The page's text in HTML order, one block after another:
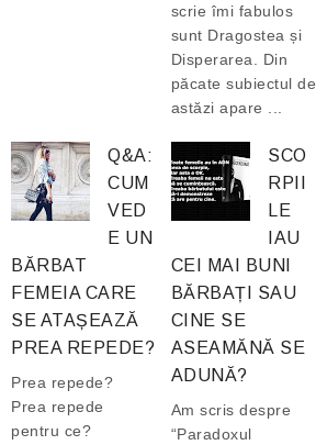
scrie îmi fabulos
sunt Dragostea și
Disperarea. Din
păcate subiectul de
astăzi apare ...
Q&A:
CUM
VED
E UN
BĂRBAT
FEMEIA CARE
SE ATAȘEAZĂ
PREA REPEDE?
Prea repede?
Prea repede
pentru ce?
SCO
RPII
LE
IAU
CEI MAI BUNI
BĂRBAȚI SAU
CINE SE
ASEAMĂNĂ SE
ADUNĂ?
Am scris despre
“Paradoxul